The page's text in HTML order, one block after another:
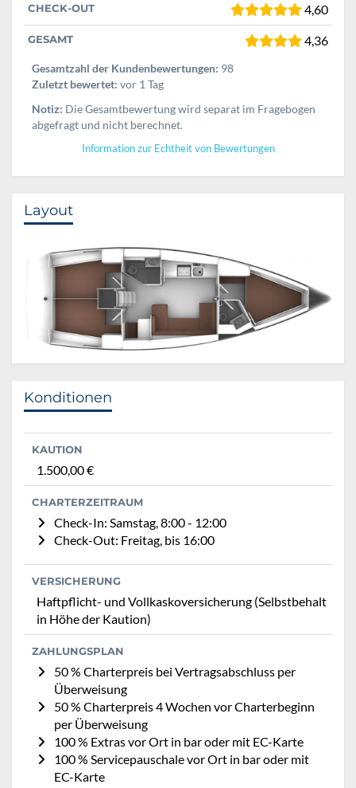
CHECK-OUT 4,60
GESAMT 4,36
Gesamtzahl der Kundenbewertungen: 98
Zuletzt bewertet: vor 1 Tag
Notiz: Die Gesamtbewertung wird separat im Fragebogen
abgefragt und nicht berechnet.
Information zur Echtheit von Bewertungen
Layout
Konditionen
KAUTION
1.500,00 €
CHARTERZEITRAUM
Check-In: Samstag, 8:00 - 12:00
Check-Out: Freitag, bis 16:00
VERSICHERUNG
Haftpflicht- und Vollkaskoversicherung (Selbstbehalt
in Höhe der Kaution)
ZAHLUNGSPLAN
50 % Charterpreis bei Vertragsabschluss per
Überweisung
50 % Charterpreis 4 Wochen vor Charterbeginn
per Überweisung
100 % Extras vor Ort in bar oder mit EC-Karte
100 % Servicepauschale vor Ort in bar oder mit
EC-Karte